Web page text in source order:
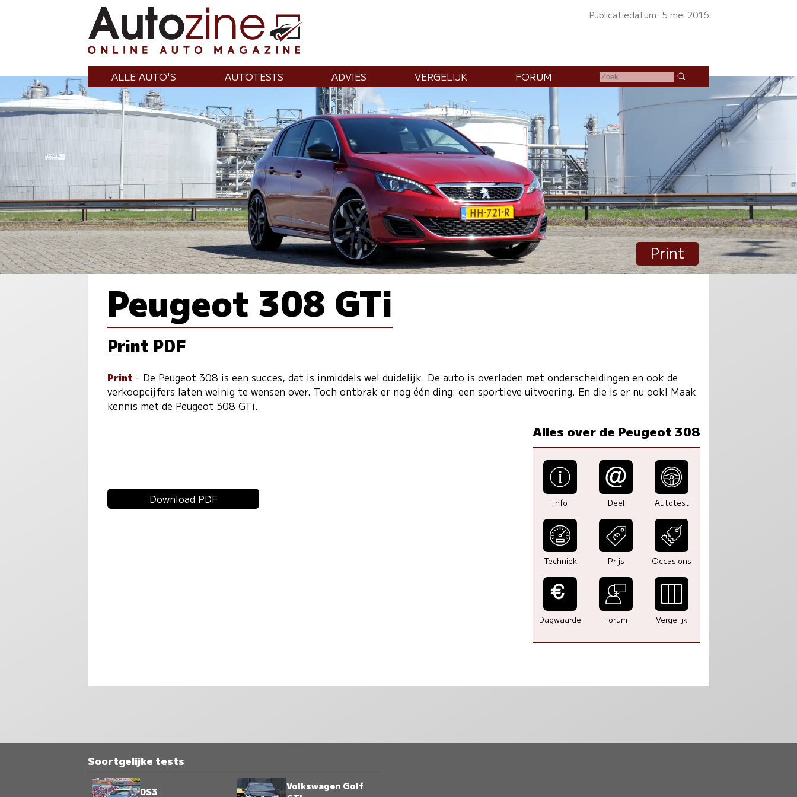
Publicatiedatum: 5 mei 2016
ALLE AUTO'S AUTOTESTS ADVIES VERGELIJK FORUM
Print
Peugeot 308 GTi
Print PDF
Print - De Peugeot 308 is een succes, dat is inmiddels wel duidelijk. De auto is overladen met onderscheidingen en ook de
verkoopcijfers laten weinig te wensen over. Toch ontbrak er nog één ding: een sportieve uitvoering. En die is er nu ook! Maak
kennis met de Peugeot 308 GTi.
Download PDF
Alles over de Peugeot 308
Info Deel Autotest
Techniek Prijs Occasions
Dagwaarde Forum Vergelijk
Soortgelijke tests
DS3
Volkswagen Golf